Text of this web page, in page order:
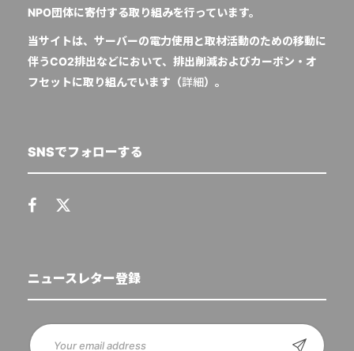
NPO団体に寄付する取り組みを行っています。
当サイトは、サーバーの電力使用と取材活動のための移動に
伴うCO2排出などにおいて、排出削減およびカーボン・オ
フセットに取り組んでいます（詳細）。
SNSでフォローする
ニュースレター登録